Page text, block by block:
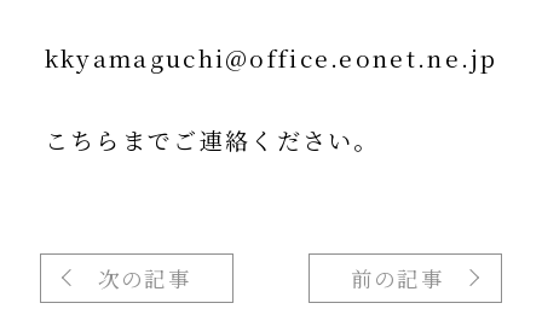
kkyamaguchi@office.eonet.ne.jp
こちらまでご連絡ください。
次の記事 前の記事